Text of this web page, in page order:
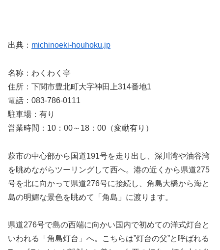
出典： michinoeki-houhoku.jp
名称：わくわく亭
住所：下関市豊北町大字神田上314番地1
電話：083-786-0111
駐車場：有り
営業時間：10：00～18：00（変動有り）
萩市の中心部から国道191号を走り出し、深川湾や油谷湾
を眺めながらツーリングして西へ。港の近くから県道275
号を北に向かって県道276号に接続し、角島大橋から海と
島の明媚な景色を眺めて「角島」に渡ります。
県道276号で島の西端に向かい国内で初めての洋式灯台と
いわれる「角島灯台」へ。こちらは”灯台の父”と呼ばれる